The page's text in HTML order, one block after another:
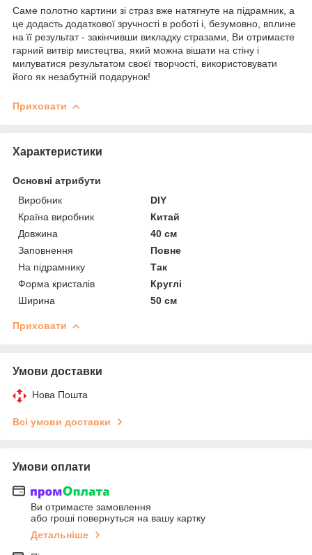
Саме полотно картини зі страз вже натягнуте на підрамник, а
це додасть додаткової зручності в роботі і, безумовно, вплине
на її результат - закінчивши викладку стразами, Ви отримаєте
гарний витвір мистецтва, який можна вішати на стіну і
милуватися результатом своєї творчості, використовувати
його як незабутній подарунок!
Приховати
Характеристики
Основні атрибути
Виробник
DIY
Країна виробник
Китай
Довжина
40 см
Заповнення
Повне
На підрамнику
Так
Форма кристалів
Круглі
Ширина
50 см
Приховати
Умови доставки
Нова Пошта
Всі умови доставки
Умови оплати
Ви отримаєте замовлення
або гроші повернуться на вашу картку
Детальніше